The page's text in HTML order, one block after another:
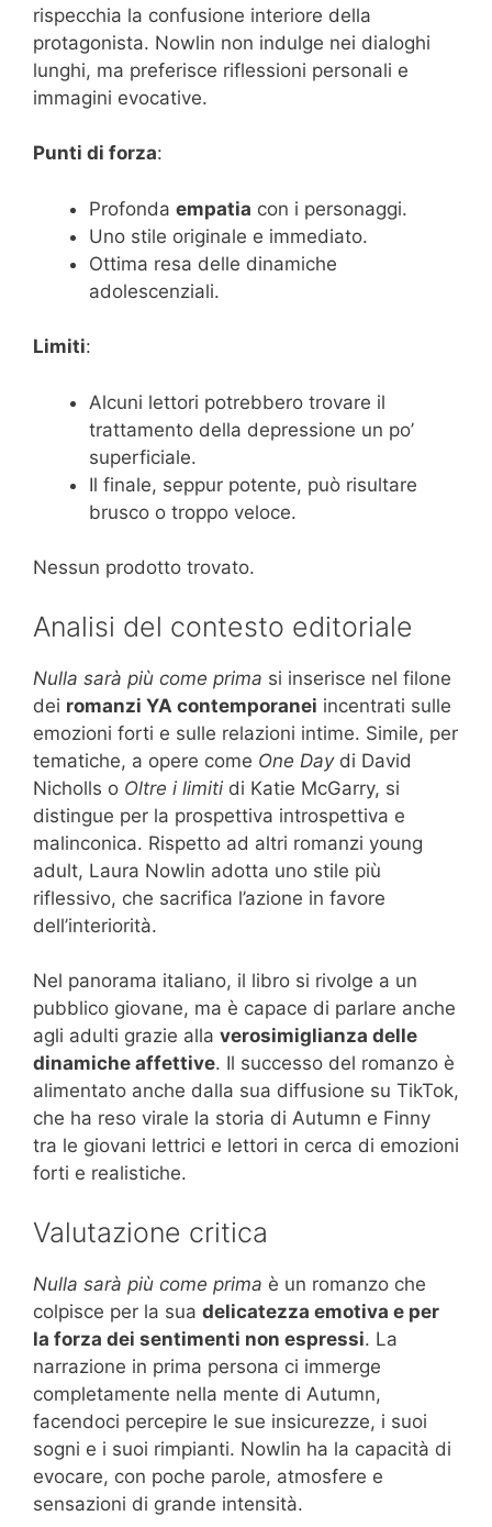
rispecchia la confusione interiore della
protagonista. Nowlin non indulge nei dialoghi
lunghi, ma preferisce riflessioni personali e
immagini evocative.
Punti di forza:
Profonda empatia con i personaggi.
Uno stile originale e immediato.
Ottima resa delle dinamiche
adolescenziali.
Limiti:
Alcuni lettori potrebbero trovare il
trattamento della depressione un po’
superficiale.
Il finale, seppur potente, può risultare
brusco o troppo veloce.
Nessun prodotto trovato.
Analisi del contesto editoriale
Nulla sarà più come prima si inserisce nel filone
dei romanzi YA contemporanei incentrati sulle
emozioni forti e sulle relazioni intime. Simile, per
tematiche, a opere come One Daydi David
Nicholls o Oltre i limiti di Katie McGarry, si
distingue per la prospettiva introspettiva e
malinconica. Rispetto ad altri romanzi young
adult, Laura Nowlin adotta uno stile più
riflessivo, che sacrifica l’azione in favore
dell’interiorità.
Nel panorama italiano, il libro si rivolge a un
pubblico giovane, ma è capace di parlare anche
agli adulti grazie alla verosimiglianza delle
dinamiche affettive. Il successo del romanzo è
alimentato anche dalla sua diffusione su TikTok,
che ha reso virale la storia di Autumn e Finny
tra le giovani lettrici e lettori in cerca di emozioni
forti e realistiche.
Valutazione critica
Nulla sarà più come prima è un romanzo che
colpisce per la sua delicatezza emotiva e per
la forza dei sentimenti non espressi. La
narrazione in prima persona ci immerge
completamente nella mente di Autumn,
facendoci percepire le sue insicurezze, i suoi
sogni e i suoi rimpianti. Nowlin ha la capacità di
evocare, con poche parole, atmosfere e
sensazioni di grande intensità.